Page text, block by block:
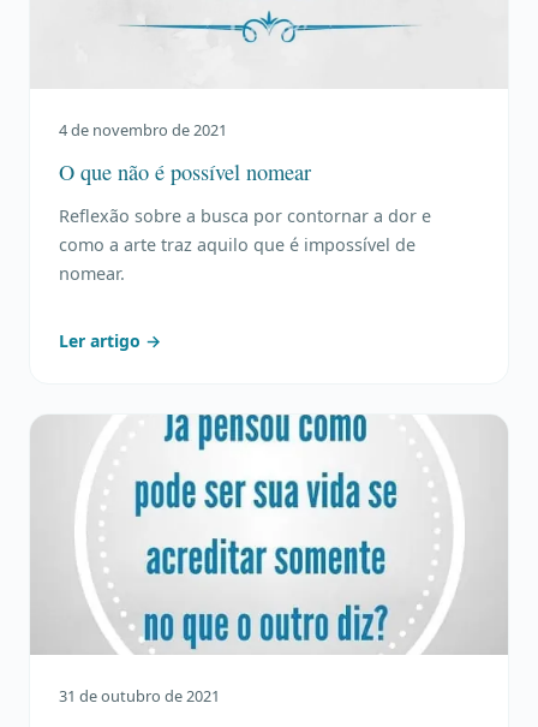
4 de novembro de 2021
O que não é possível nomear
Reflexão sobre a busca por contornar a dor e
como a arte traz aquilo que é impossível de
nomear.
Ler artigo →
31 de outubro de 2021